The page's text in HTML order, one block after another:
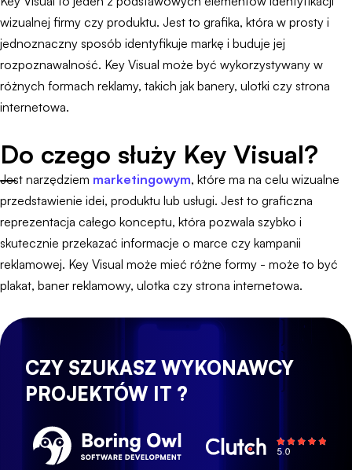
wizualnej firmy czy produktu. Jest to grafika, która w prosty i
jednoznaczny sposób identyfikuje markę i buduje jej
rozpoznawalność. Key Visual może być wykorzystywany w
różnych formach reklamy, takich jak banery, ulotki czy strona
internetowa.
Do czego służy Key Visual?
Jest narzędziem marketingowym, które ma na celu wizualne
przedstawienie idei, produktu lub usługi. Jest to graficzna
reprezentacja całego konceptu, która pozwala szybko i
skutecznie przekazać informacje o marce czy kampanii
reklamowej. Key Visual może mieć różne formy - może to być
plakat, baner reklamowy, ulotka czy strona internetowa.
CZY SZUKASZ WYKONAWCY
PROJEKTÓW IT ?